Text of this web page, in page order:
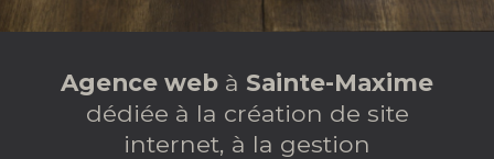
Agence web à Sainte-Maxime
dédiée à la création de site
internet, à la gestion